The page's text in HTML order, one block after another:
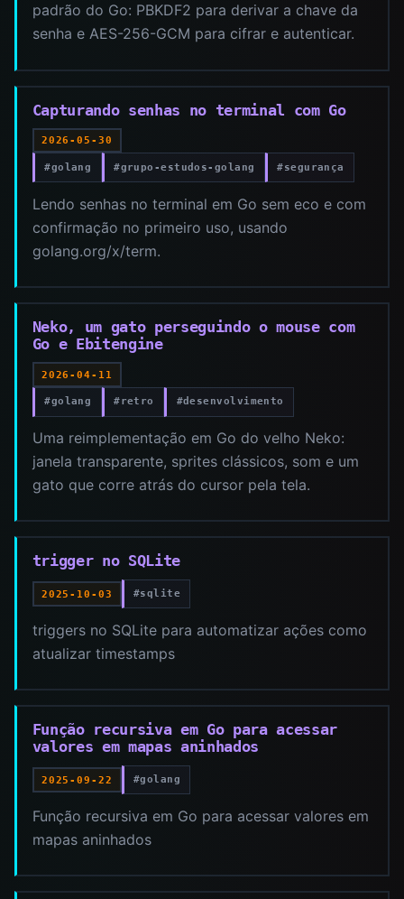
padrão do Go: PBKDF2 para derivar a chave da
senha e AES-256-GCM para cifrar e autenticar.
Capturando senhas no terminal com Go
2026-05-30
#golang #grupo-estudos-golang #segurança
Lendo senhas no terminal em Go sem eco e com
confirmação no primeiro uso, usando
golang.org/x/term.
Neko, um gato perseguindo o mouse com
Go e Ebitengine
2026-04-11
#golang #retro #desenvolvimento
Uma reimplementação em Go do velho Neko:
janela transparente, sprites clássicos, som e um
gato que corre atrás do cursor pela tela.
trigger no SQLite
2025-10-03 #sqlite
triggers no SQLite para automatizar ações como
atualizar timestamps
Função recursiva em Go para acessar
valores em mapas aninhados
2025-09-22 #golang
Função recursiva em Go para acessar valores em
mapas aninhados